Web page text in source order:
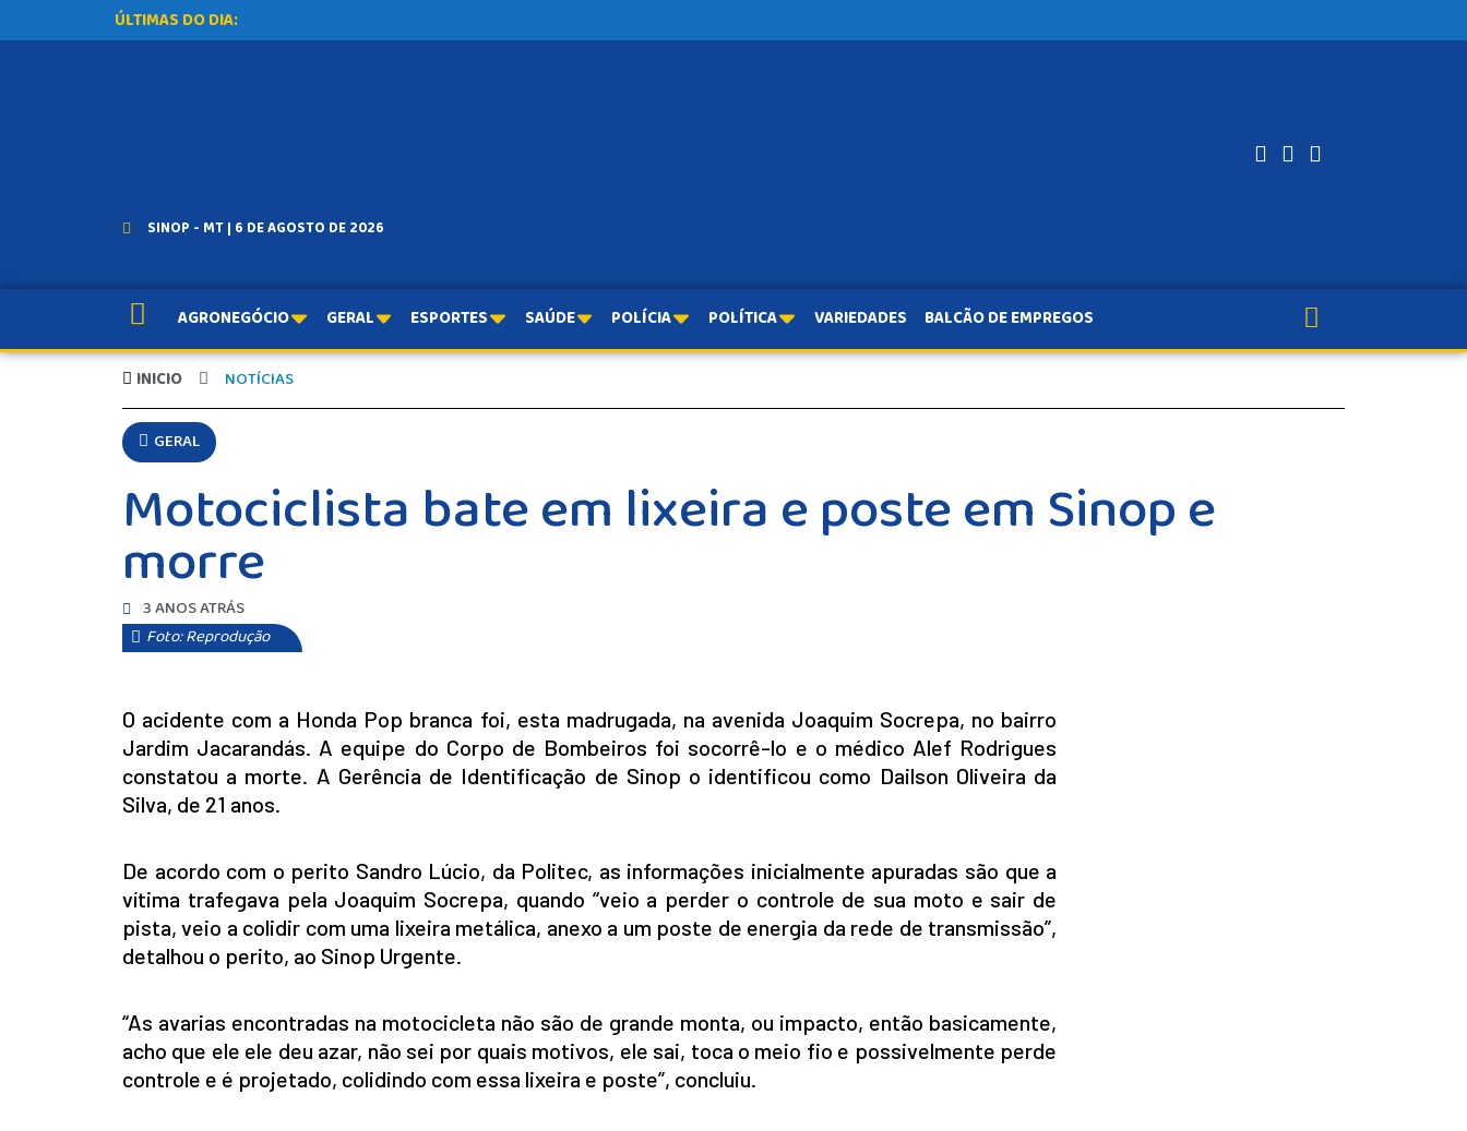
ÚLTIMAS DO DIA:
SINOP - MT | 6 DE AGOSTO DE 2026
AGRONEGÓCIO GERAL ESPORTES SAÚDE POLÍCIA POLÍTICA VARIEDADES BALCÃO DE EMPREGOS
INICIO NOTÍCIAS
GERAL
Motociclista bate em lixeira e poste em Sinop e
morre
3 ANOS ATRÁS
Foto: Reprodução
O acidente com a Honda Pop branca foi, esta madrugada, na avenida Joaquim Socrepa, no bairro
Jardim Jacarandás. A equipe do Corpo de Bombeiros foi socorrê-lo e o médico Alef Rodrigues
constatou a morte. A Gerência de Identificação de Sinop o identificou como Dailson Oliveira da
Silva, de 21 anos.
De acordo com o perito Sandro Lúcio, da Politec, as informações inicialmente apuradas são que a
vítima trafegava pela Joaquim Socrepa, quando “veio a perder o controle de sua moto e sair de
pista, veio a colidir com uma lixeira metálica, anexo a um poste de energia da rede de transmissão”,
detalhou o perito, ao Sinop Urgente.
“As avarias encontradas na motocicleta não são de grande monta, ou impacto, então basicamente,
acho que ele ele deu azar, não sei por quais motivos, ele sai, toca o meio fio e possivelmente perde
controle e é projetado, colidindo com essa lixeira e poste”, concluiu.